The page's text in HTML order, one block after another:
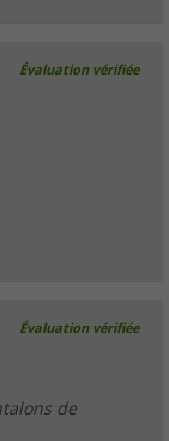
Évaluation vérifiée
Évaluation vérifiée
de